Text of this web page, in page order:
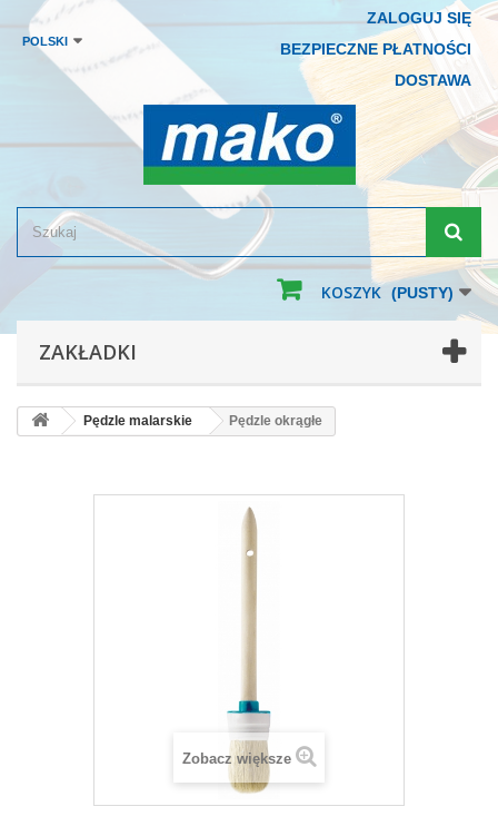
ZALOGUJ SIĘ
BEZPIECZNE PŁATNOŚCI
DOSTAWA
POLSKI
KOSZYK (PUSTY)
ZAKŁADKI
Pędzle malarskie Pędzle okrągłe
Zobacz większe